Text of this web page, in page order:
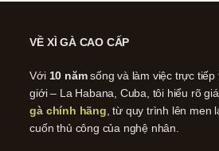
VỀ XÌ GÀ CAO CẤP
Với 10 nămsống và làm việc trực tiếp
giới – La Habana, Cuba, tôi hiểu rõ
gà chính hãng , từ quy trình lên men
cuốn thủ công của nghệ nhân.